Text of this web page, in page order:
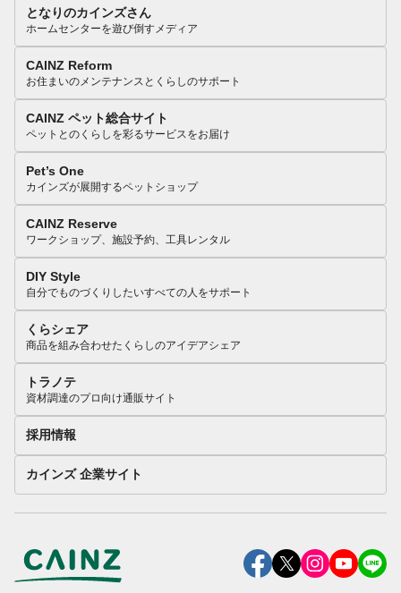
となりのカインズさん
ホームセンターを遊び倒すメディア
CAINZ Reform
お住まいのメンテナンスとくらしのサポート
CAINZ ペット総合サイト
ペットとのくらしを彩るサービスをお届け
Pet’s One
カインズが展開するペットショップ
CAINZ Reserve
ワークショップ、施設予約、工具レンタル
DIY Style
自分でものづくりしたいすべての人をサポート
くらシェア
商品を組み合わせたくらしのアイデアシェア
トラノテ
資材調達のプロ向け通販サイト
採用情報
カインズ 企業サイト